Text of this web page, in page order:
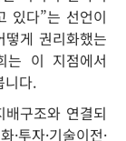
있다”는 선언이
게 권리화했는
는 이 지점에서
니다.
배구조와 연결되
투자·기술이전·